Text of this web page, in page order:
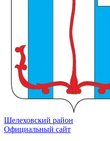
Шелеховский район
Официальный сайт